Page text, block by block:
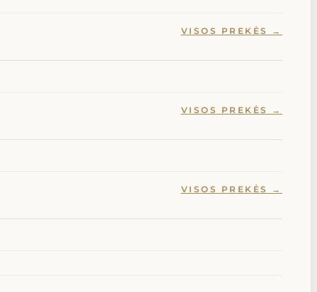
VISOS PREKĖS →
VISOS PREKĖS →
VISOS PREKĖS →